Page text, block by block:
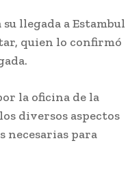
llegada a Estambul
quien lo confirmó
la oficina de la
diversos aspectos
necesarias para